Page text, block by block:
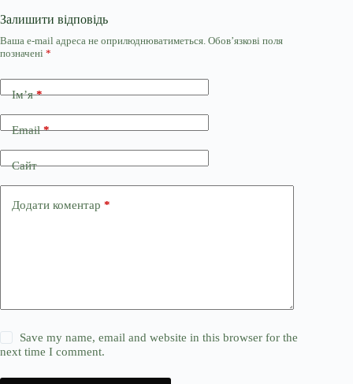
Залишити відповідь
Ваша e-mail адреса не оприлюднюватиметься. Обов’язкові поля
позначені *
Ім’я*
Email*
Сайт
Додати коментар *
Save my name, email and website in this browser for the
next time I comment.